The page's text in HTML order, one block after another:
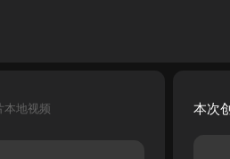
本地视频 本次